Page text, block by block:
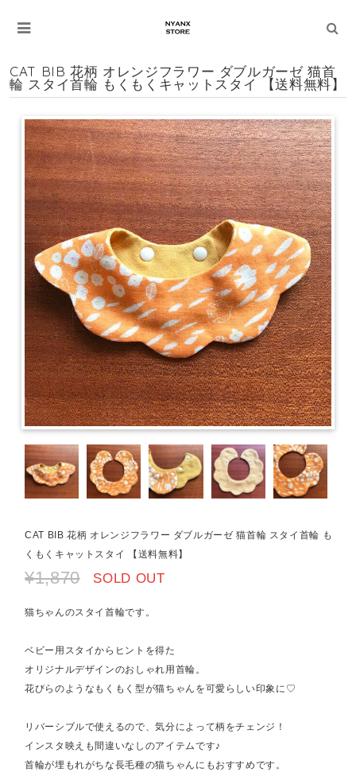
CAT BIB 花柄 オレンジフラワー ダブルガーゼ 猫首
輪 スタイ首輪 もくもくキャットスタイ 【送料無料】
CAT BIB 花柄 オレンジフラワー ダブルガーゼ 猫首輪 スタイ首輪 も
くもくキャットスタイ 【送料無料】
¥1,870 SOLD OUT
猫ちゃんのスタイ首輪です。
ベビー用スタイからヒントを得た
オリジナルデザインのおしゃれ用首輪。
花びらのようなもくもく型が猫ちゃんを可愛らしい印象に♡
リバーシブルで使えるので、気分によって柄をチェンジ！
インスタ映えも間違いなしのアイテムです♪
首輪が埋もれがちな長毛種の猫ちゃんにもおすすめです。